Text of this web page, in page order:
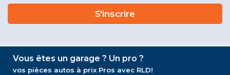
Vous êtes un garage ? Un pro ?
vos pièces autos à prix Pros avec RLD!